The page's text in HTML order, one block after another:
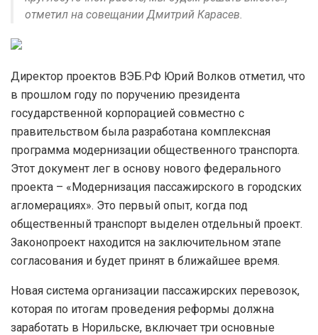
отметил на совещании Дмитрий Карасев.
Директор проектов ВЭБ.РФ Юрий Волков отметил, что
в прошлом году по поручению президента
государственной корпорацией совместно с
правительством была разработана комплексная
программа модернизации общественного транспорта.
Этот документ лег в основу нового федерального
проекта – «Модернизация пассажирского в городских
агломерациях». Это первый опыт, когда под
общественный транспорт выделен отдельный проект.
Законопроект находится на заключительном этапе
согласования и будет принят в ближайшее время.
Новая система организации пассажирских перевозок,
которая по итогам проведения реформы должна
заработать в Норильске, включает три основные